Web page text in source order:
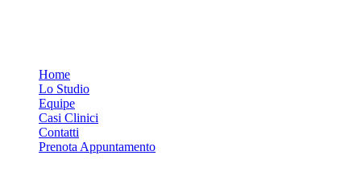
Home
Lo Studio
Equipe
Casi Clinici
Contatti
Prenota Appuntamento